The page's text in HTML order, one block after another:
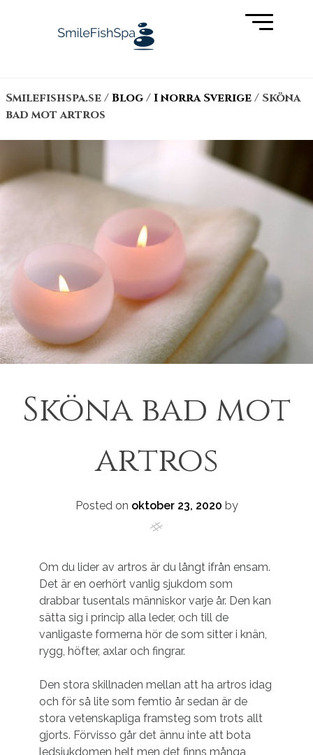
Smilefishspa.se/Blog/I norra Sverige/ Sköna
bad mot artros
Sköna bad mot
artros
Posted on oktober 23, 2020 by
Om du lider av artros är du långt ifrån ensam.
Det är en oerhört vanlig sjukdom som
drabbar tusentals människor varje år. Den kan
sätta sig i princip alla leder, och till de
vanligaste formerna hör de som sitter i knän,
rygg, höfter, axlar och fingrar.
Den stora skillnaden mellan att ha artros idag
och för så lite som femtio år sedan är de
stora vetenskapliga framsteg som trots allt
gjorts. Förvisso går det ännu inte att bota
ledsjukdomen helt men det finns många